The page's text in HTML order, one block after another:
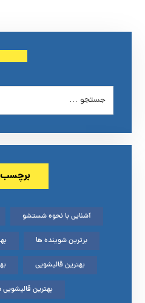
آشنایی با نحوه شستشو
برترین شوینده ها
بهترین قالیشویی
بهترین قالیشویی